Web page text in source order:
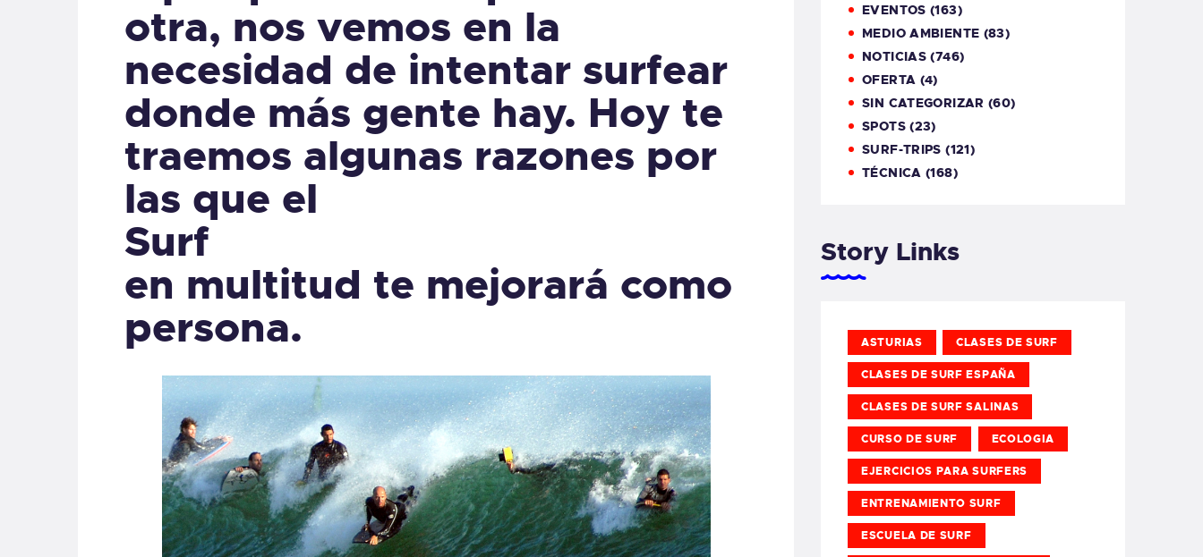
otra, nos vemos en la
necesidad de intentar surfear
donde más gente hay. Hoy te
traemos algunas razones por
las que el
Surf
en multitud te mejorará como
persona.
EVENTOS (163)
MEDIO AMBIENTE (83)
NOTICIAS (746)
OFERTA (4)
SIN CATEGORIZAR (60)
SPOTS(23)
SURF-TRIPS (121)
TÉCNICA (168)
Story Links
ASTURIAS CLASES DE SURF
CLASES DE SURF ESPAÑA
CLASES DE SURF SALINAS
CURSO DE SURF ECOLOGIA
EJERCICIOS PARA SURFERS
ENTRENAMIENTO SURF
ESCUELA DE SURF